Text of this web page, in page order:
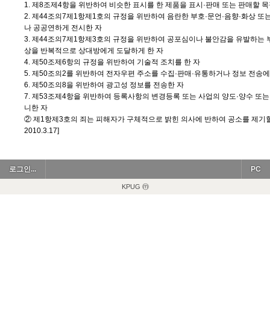
1. 제8조제4항을 위반하여 비슷한 표시를 한 제품을 표시·판매 또는 판매할
2. 제44조의7제1항제1호의 규정을 위반하여 음란한 부호·문언·음향·화상 또
나 공공연하게 전시한 자
3. 제44조의7제1항제3호의 규정을 위반하여 공포심이나 불안감을 유발하는
상을 반복적으로 상대방에게 도달하게 한 자
4. 제50조제6항의 규정을 위반하여 기술적 조치를 한 자
5. 제50조의2를 위반하여 전자우편 주소를 수집·판매·유통하거나 정보 전송
6. 제50조의8을 위반하여 광고성 정보를 전송한 자
7. 제53조제4항을 위반하여 등록사항의 변경등록 또는 사업의 양도·양수 또
니한 자
② 제1항제3호의 죄는 피해자가 구체적으로 밝힌 의사에 반하여 공소를 제기
2010.3.17]
로그인... PC
KPUG ⓜ